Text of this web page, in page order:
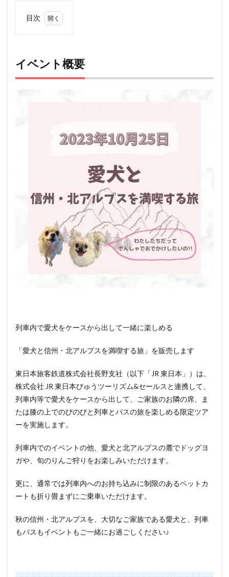
目次
概要
イベント概要
列車内で愛犬をケースから出して一緒に楽しめる
「愛犬と信州・北アルプスを満喫する旅」を販売します
東日本旅客鉄道株式会社長野支社（以下「JR 東日本」）は、
株式会社 JR 東日本びゅうツーリズム&セールスと連携して、
列車内等で愛犬をケースから出して、ご家族のお隣の席、ま
たは膝の上でのびのびと列車とバスの旅を楽しめる限定ツア
ーを実施します。
列車内でのイベントの他、愛犬と北アルプスの麓でドッグヨ
ガや、旬のりんご狩りをお楽しみいただけます。
更に、通常では列車内へのお持ち込みに制限のあるペットカ
ートも折り畳まずにご乗車いただけます。
秋の信州・北アルプスを、大切なご家族である愛犬と、列車
もバスもイベントもご一緒にお過ごしください♪